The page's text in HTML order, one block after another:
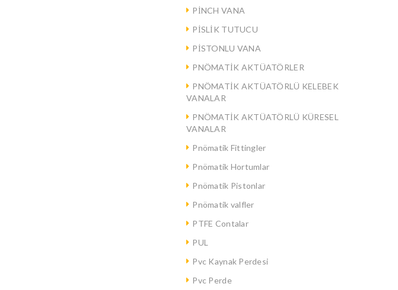
PİNCH VANA
PİSLİK TUTUCU
PİSTONLU VANA
PNÖMATİK AKTÜATÖRLER
PNÖMATİK AKTÜATÖRLÜ KELEBEK
VANALAR
PNÖMATİK AKTÜATÖRLÜ KÜRESEL
VANALAR
Pnömatik Fittingler
Pnömatik Hortumlar
Pnömatik Pistonlar
Pnömatik valfler
PTFE Contalar
PUL
Pvc Kaynak Perdesi
Pvc Perde